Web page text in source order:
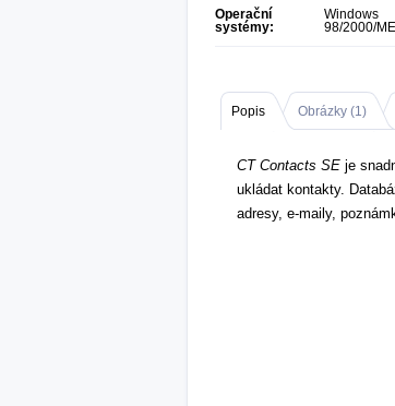
Operační
systémy:
Windows
98/2000/
Popis Obrázky (1)
CT Contacts SE je
ukládat kontakty.
adresy, e-maily,